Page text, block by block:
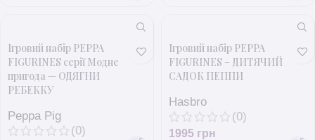
Ігровий набір PEPPA
FIGURINES серії Модне
пригода — ОДЯГНИ
РЕБЕККУ
Peppa Pig
(0)
Ігровий набір PEPPA
FIGURINES – ДИТЯЧИЙ
САДОК ПЕППИ
Hasbro
(0)
1995 грн